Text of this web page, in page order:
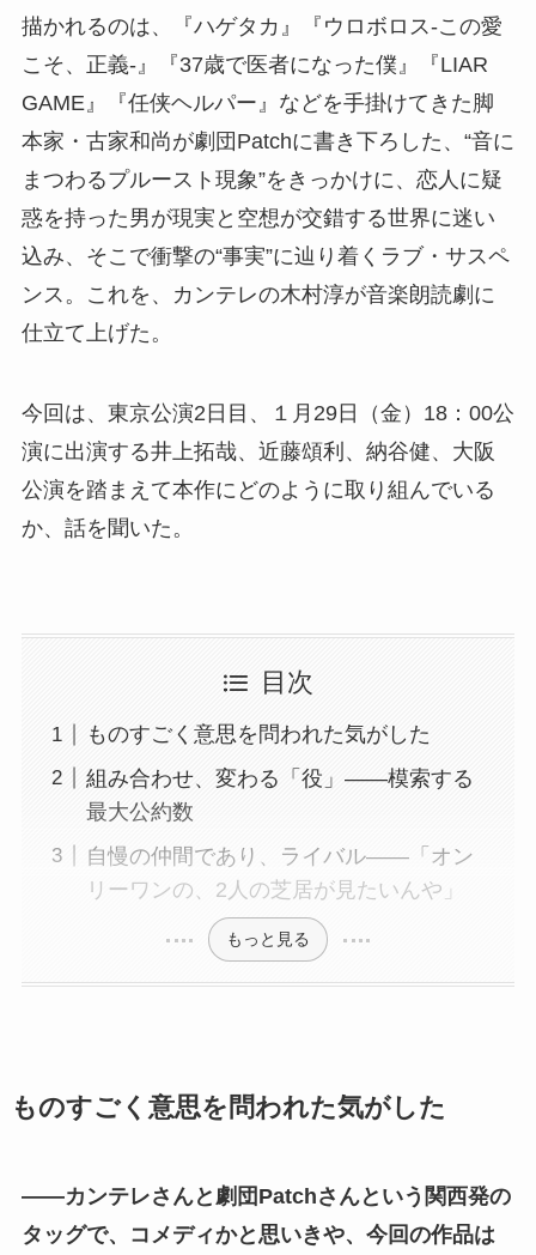
描かれるのは、『ハゲタカ』『ウロボロス-この愛
こそ、正義-』『37歳で医者になった僕』『LIAR
GAME』『任侠ヘルパー』などを手掛けてきた脚
本家・古家和尚が劇団Patchに書き下ろした、“音に
まつわるプルースト現象”をきっかけに、恋人に疑
惑を持った男が現実と空想が交錯する世界に迷い
込み、そこで衝撃の“事実”に辿り着くラブ・サスペ
ンス。これを、カンテレの木村淳が音楽朗読劇に
仕立て上げた。
今回は、東京公演2日目、１月29日（金）18：00公
演に出演する井上拓哉、近藤頌利、納谷健、大阪
公演を踏まえて本作にどのように取り組んでいる
か、話を聞いた。
目次
ものすごく意思を問われた気がした
組み合わせ、変わる「役」――模索する
最大公約数
自慢の仲間であり、ライバル――「オン
リーワンの、2人の芝居が見たいんや」
もっと見る
ものすごく意思を問われた気がした
――カンテレさんと劇団Patchさんという関西発の
タッグで、コメディかと思いきや、今回の作品は